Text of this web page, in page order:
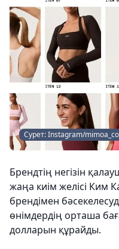
Сурет: Instagram/
Брендтің негізін
жаңа киім желісі Ким
брендімен
өнімдердің орташа
долларын құрайды.